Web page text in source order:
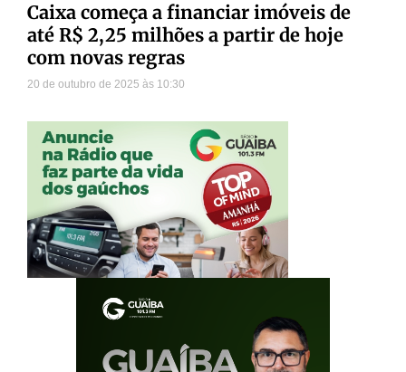
Caixa começa a financiar imóveis de
até R$ 2,25 milhões a partir de hoje
com novas regras
20 de outubro de 2025 10:30